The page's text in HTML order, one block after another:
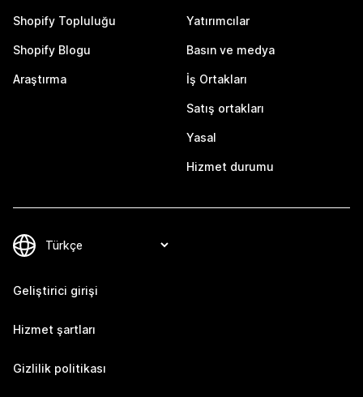
Shopify Topluluğu
Shopify Blogu
Araştırma
Yatırımcılar
Basın ve medya
İş Ortakları
Satış ortakları
Yasal
Hizmet durumu
Geliştirici girişi
Hizmet şartları
Gizlilik politikası